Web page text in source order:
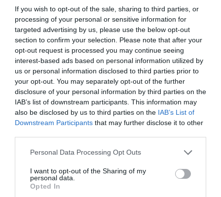
If you wish to opt-out of the sale, sharing to third parties, or
processing of your personal or sensitive information for
targeted advertising by us, please use the below opt-out
section to confirm your selection. Please note that after your
opt-out request is processed you may continue seeing
interest-based ads based on personal information utilized by
us or personal information disclosed to third parties prior to
your opt-out. You may separately opt-out of the further
disclosure of your personal information by third parties on the
IAB’s list of downstream participants. This information may
also be disclosed by us to third parties on the IAB’s List of
Downstream Participants that may further disclose it to other
Personal Data Processing Opt Outs
I want to opt-out of the Sharing of my
personal data.
Opted In
Aucun commentaire !
LAISSER UN COMMENTAIRE
FAIRE UN DON
Appel aux lecteurs !
Soutenez Air Journal participez